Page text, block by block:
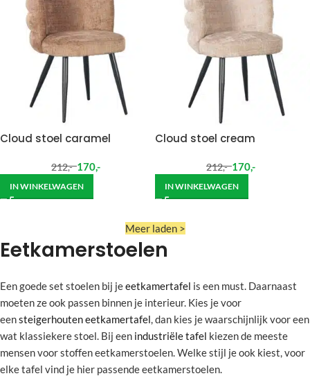
Cloud stoel caramel
212,- 170,-
IN WINKELWAGEN
Cloud stoel cream
212,- 170,-
IN WINKELWAGEN
Meer laden >
Eetkamerstoelen
Een goede set stoelen bij jeeetkamertafel is een must. Daarnaast
moeten ze ook passen binnen je interieur. Kies je voor
eensteigerhouten eetkamertafel, dan kies je waarschijnlijk voor een
wat klassiekere stoel. Bij een industriële tafel kiezen de meeste
mensen voor stoffen eetkamerstoelen. Welke stijl je ook kiest, voor
elke tafel vind je hier passende eetkamerstoelen.